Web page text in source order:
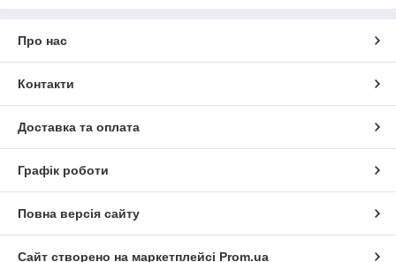
ОСОБЛИВОСТІ СУЧАСНИХ МОДЕЛЕЙ:
матеріали. Деякі моделі мають функції пару або гриль.
забезпечте ефективність вашої кухні!
Про нас
Контакти
Доставка та оплата
Графік роботи
Повна версія сайту
Сайт створено на маркетплейсі Prom.ua